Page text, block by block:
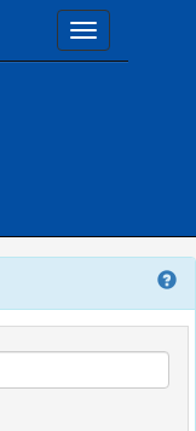
Toggle